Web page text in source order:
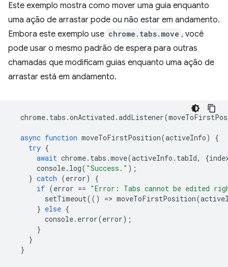
Este exemplo mostra como mover uma guia enquanto
uma ação de arrastar pode ou não estar em andamento.
Embora este exemplo use chrome.tabs.move , você
pode usar o mesmo padrão de espera para outras
chamadas que modificam guias enquanto uma ação de
arrastar está em andamento.
chrome. tabs .onActivated .addListener(
async function moveToFirstPosition(activeInfo)
{
try {
await chrome. tabs .move(activeInfo . tabId, {
console. log( "Success." );
} catch (error)
{
if (error == "Error: Tabs cannot be edited
setTimeout(() => moveToFirstPosition(
} else {
console. error(error);
}
}
}